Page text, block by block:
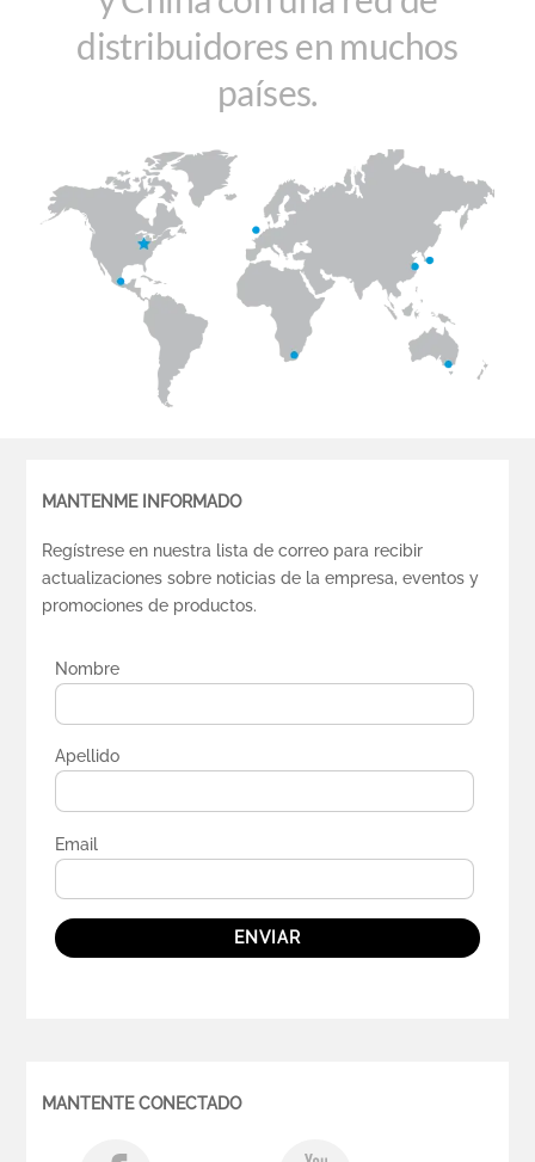
distribuidores en muchos
países.
MANTENME INFORMADO
Regístrese en nuestra lista de correo para recibir
actualizaciones sobre noticias de la empresa, eventos y
promociones de productos.
Nombre
Apellido
Email
ENVIAR
MANTENTE CONECTADO